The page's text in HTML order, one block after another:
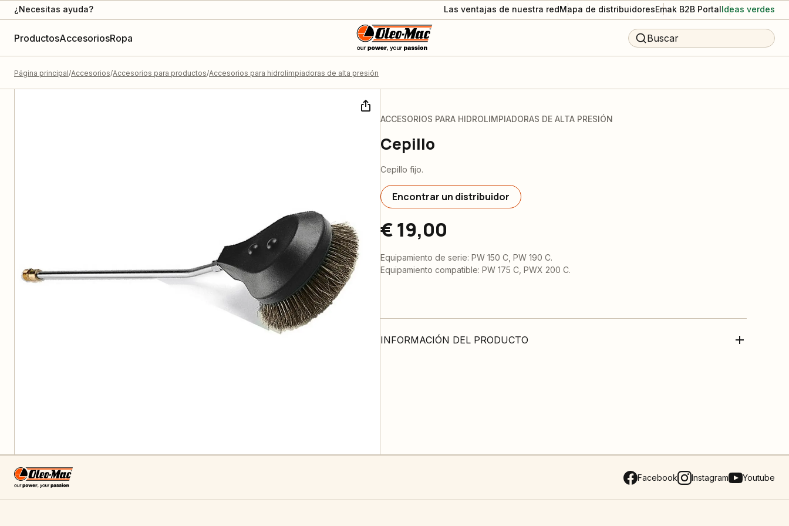
¿Necesitas ayuda? Las ventajas de nuestra redMapa de distribuidoresEmak B2B PortalIdeas verdes
ProductosAccesoriosRopa Buscar
Página principal Accesorios Accesorios para productos Accesorios para hidrolimpiadoras de alta presión
ACCESORIOS PARA HIDROLIMPIADORAS DE ALTA PRESIÓN
Cepillo
Cepillo fijo.
Encontrar un distribuidor
€ 19,00
Equipamiento de serie: PW 150 C, PW 190 C.
Equipamiento compatible: PW 175 C, PWX 200 C.
INFORMACIÓN DEL PRODUCTO
Facebook Instagram Youtube